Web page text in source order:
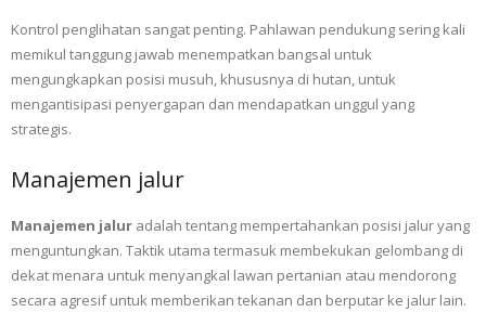
Kontrol penglihatan sangat penting. Pahlawan pendukung sering kali
memikul tanggung jawab menempatkan bangsal untuk
mengungkapkan posisi musuh, khususnya di hutan, untuk
mengantisipasi penyergapan dan mendapatkan unggul yang
strategis.
Manajemen jalur
Manajemen jalur adalah tentang mempertahankan posisi jalur yang
menguntungkan. Taktik utama termasuk membekukan gelombang di
dekat menara untuk menyangkal lawan pertanian atau mendorong
secara agresif untuk memberikan tekanan dan berputar ke jalur lain.